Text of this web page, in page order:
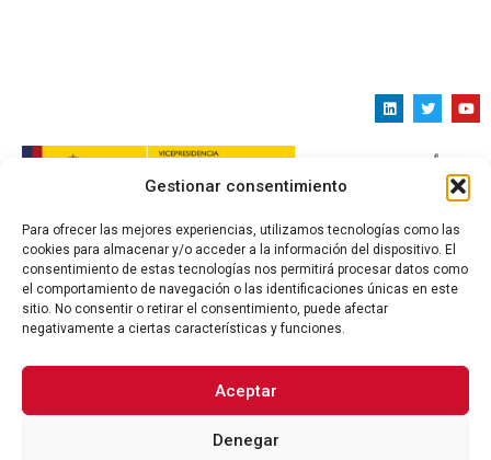
Gestionar consentimiento
Para ofrecer las mejores experiencias, utilizamos tecnologías como las
cookies para almacenar y/o acceder a la información del dispositivo. El
consentimiento de estas tecnologías nos permitirá procesar datos como
el comportamiento de navegación o las identificaciones únicas en este
sitio. No consentir o retirar el consentimiento, puede afectar
negativamente a ciertas características y funciones.
Aceptar
Denegar
Copyright 2024 @ Fundación Ciudad de la Energía –
CIUDEN, F.S.P. AV. Presidente Rodríguez Zapatero
s/n, 24492 Cubillos del Sil (León) Tel: 987 456 323 –
987 457 454 comunicacion@ciuden.es